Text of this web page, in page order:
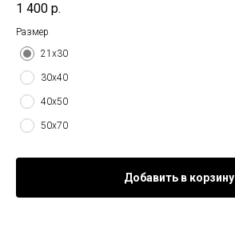
1 400 р.
Размер
21х30
30х40
40х50
50х70
Добавить в корзину